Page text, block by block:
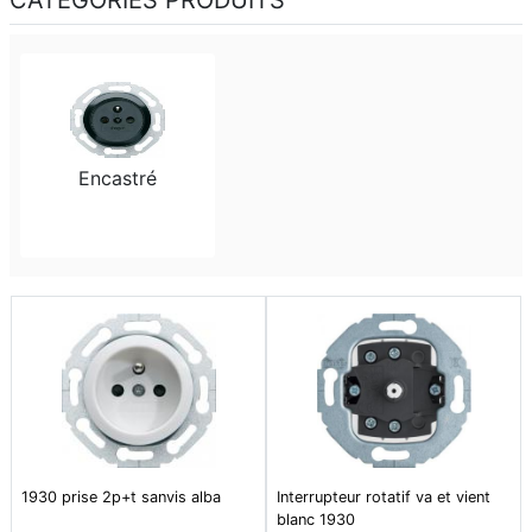
Encastré
1930 prise 2p+t sanvis alba
Interrupteur rotatif va et vient
blanc 1930